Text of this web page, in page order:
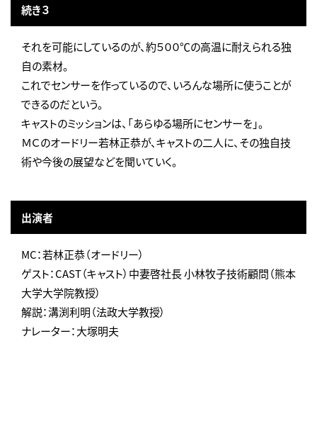
続き３
それを可能にしているのが、約５００℃の高温に耐えられる独
自の素材。
これでセンサーを作っているので、いろんな場所に使うことが
できるのだという。
キャストのミッションは、「あらゆる場所にセンサーを」。
ＭＣのオードリー若林正恭が、キャストの二人に、その独自技
術や今後の展望などを聞いていく。
出演者
MC：若林正恭（オードリー）
ゲスト：CAST（キャスト）中妻啓社長 小林牧子技術顧問（熊本
大学大学院教授）
解説：溝渕利明（法政大学教授）
ナレーター：大塚明夫